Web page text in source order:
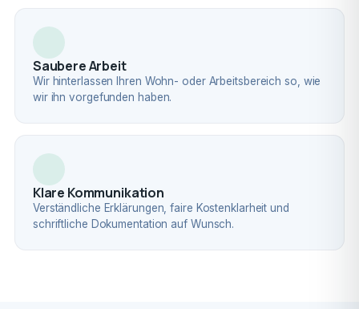
Saubere Arbeit
Wir hinterlassen Ihren Wohn- oder Arbeitsbereich so, wie
wir ihn vorgefunden haben.
Klare Kommunikation
Verständliche Erklärungen, faire Kostenklarheit und
schriftliche Dokumentation auf Wunsch.